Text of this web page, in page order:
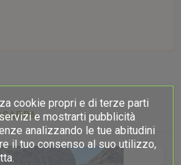
cookie propri e di terze parti
e mostrarti pubblicità
analizzando le tue abitudini
il tuo consenso al suo utilizzo,